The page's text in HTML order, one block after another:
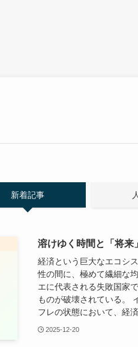
新着記事
溶けゆく時間と「将来
経済という巨大なエコシ
性の間に、極めて繊細な
エに代表される失敗国家
ものが破壊されている。
フレの状態において、経済
2025-12-20